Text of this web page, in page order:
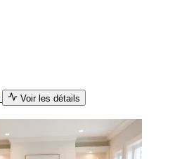
Voir les détails